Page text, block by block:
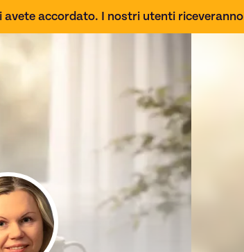
accordato. I nostri utenti